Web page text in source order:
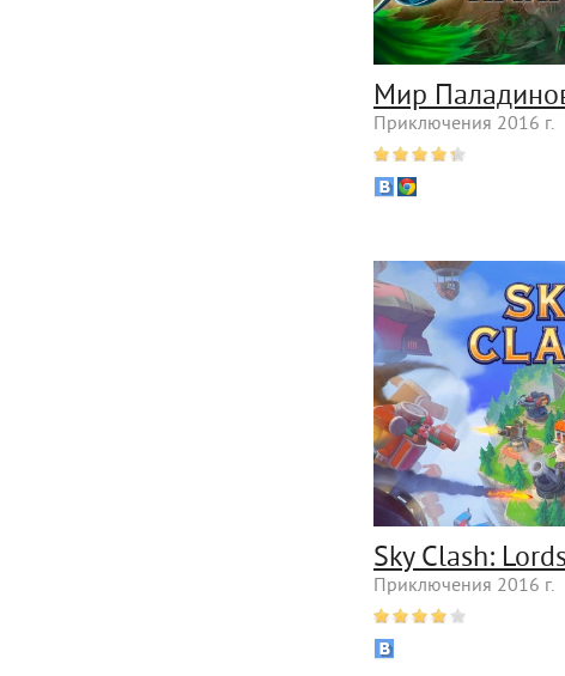
Мир
Приключения 2016 г.
Sky Clash:
Приключения 2016 г.